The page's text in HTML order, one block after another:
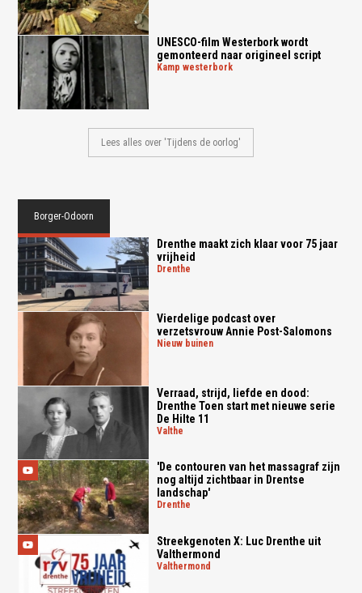
UNESCO-film Westerbork wordt
gemonteerd naar origineel script
kamp westerbork
Lees alles over 'Tijdens de oorlog'
Borger-Odoorn
Drenthe maakt zich klaar voor 75 jaar
vrijheid
drenthe
Vierdelige podcast over
verzetsvrouw Annie Post-Salomons
nieuw buinen
Verraad, strijd, liefde en dood:
Drenthe Toen start met nieuwe serie
De Hilte 11
valthe
'De contouren van het massagraf zijn
nog altijd zichtbaar in Drentse
landschap'
drenthe
Streekgenoten X: Luc Drenthe uit
Valthermond
valthermond